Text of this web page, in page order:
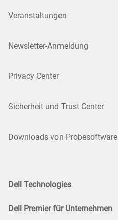
Veranstaltungen
Newsletter-Anmeldung
Privacy Center
Sicherheit und Trust Center
Downloads von Probesoftware
Dell Technologies
Dell Premier für Unternehmen